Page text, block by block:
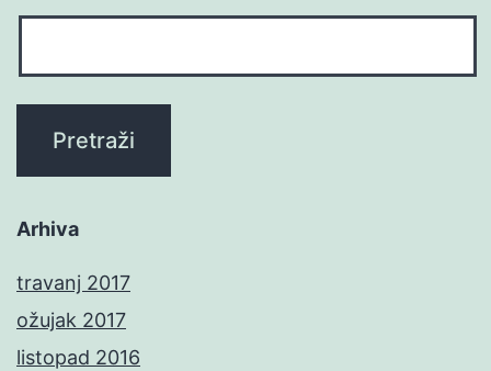
Arhiva
travanj 2017
ožujak 2017
listopad 2016